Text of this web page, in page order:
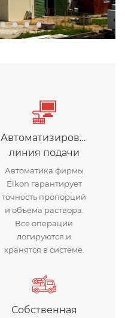
Автоматизированная
линия подачи
Автоматика фирмы
Elkon гарантирует
точность пропорций
и объема раствора.
Все операции
логируются и
хранятся в системе.
Собственная